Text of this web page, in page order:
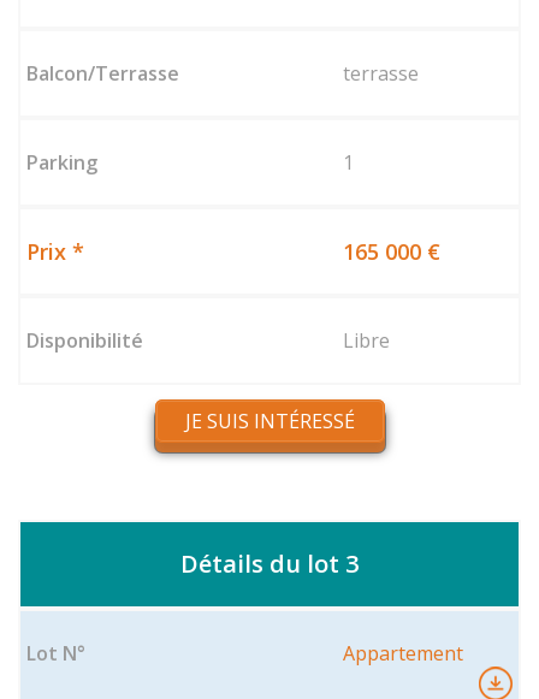
terrasse
1
165 000 €
Libre
JE SUIS INTÉRESSÉ
Détails du lot 3
Appartement